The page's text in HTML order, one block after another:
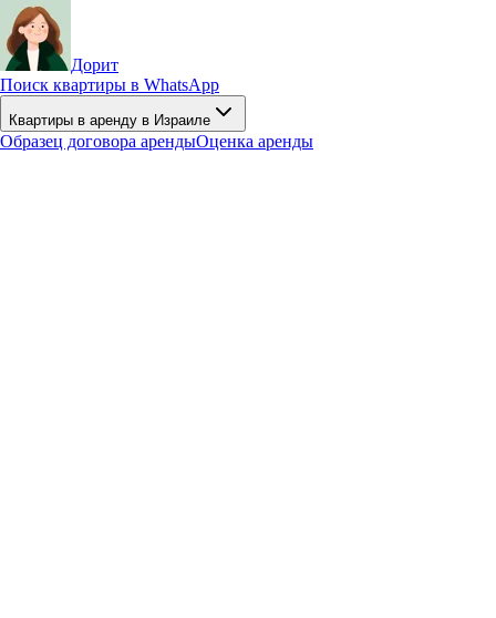
Дорит
Поиск квартиры в WhatsApp
Квартиры в аренду в Израиле
Образец договора арендыОценка аренды